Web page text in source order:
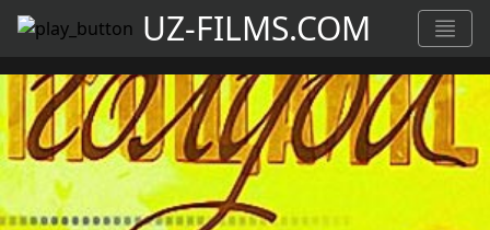
UZ-FILMS.COM